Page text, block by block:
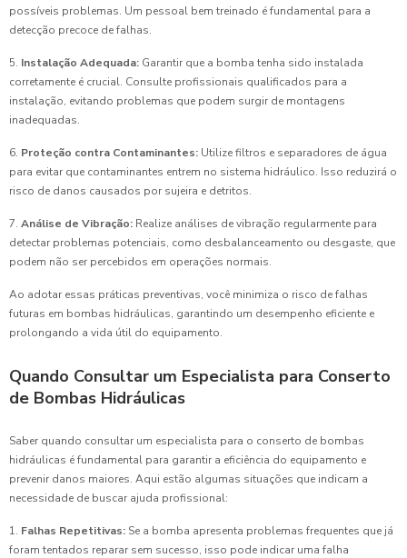
possíveis problemas. Um pessoal bem treinado é fundamental para a
detecção precoce de falhas.
5. Instalação Adequada: Garantir que a bomba tenha sido instalada
corretamente é crucial. Consulte profissionais qualificados para a
instalação, evitando problemas que podem surgir de montagens
inadequadas.
6. Proteção contra Contaminantes: Utilize filtros e separadores de água
para evitar que contaminantes entrem no sistema hidráulico. Isso reduzirá o
risco de danos causados por sujeira e detritos.
7. Análise de Vibração: Realize análises de vibração regularmente para
detectar problemas potenciais, como desbalanceamento ou desgaste, que
podem não ser percebidos em operações normais.
Ao adotar essas práticas preventivas, você minimiza o risco de falhas
futuras em bombas hidráulicas, garantindo um desempenho eficiente e
prolongando a vida útil do equipamento.
Quando Consultar um Especialista para Conserto
de Bombas Hidráulicas
Saber quando consultar um especialista para o conserto de bombas
hidráulicas é fundamental para garantir a eficiência do equipamento e
prevenir danos maiores. Aqui estão algumas situações que indicam a
necessidade de buscar ajuda profissional:
1. Falhas Repetitivas: Se a bomba apresenta problemas frequentes que já
foram tentados reparar sem sucesso, isso pode indicar uma falha